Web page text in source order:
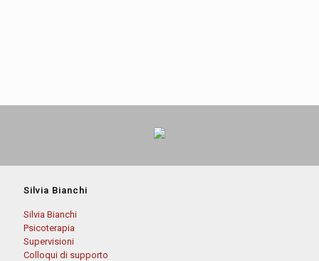
Silvia Bianchi
Silvia Bianchi
Psicoterapia
Supervisioni
Colloqui di supporto